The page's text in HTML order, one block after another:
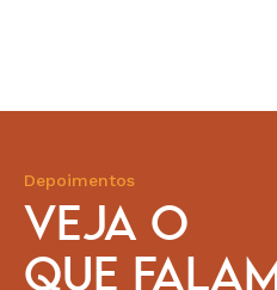
Depoimentos
VEJA O
QUE FALAM